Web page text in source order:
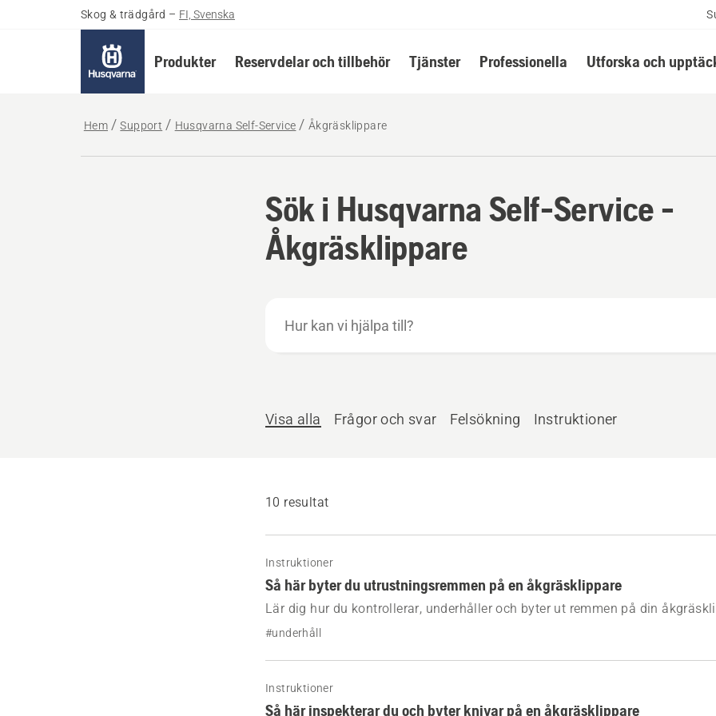
Skog & trädgård – FI, Svenska
Produkter Reservdelar och tillbehör Tjänster Professionella Utforska och
Hem Support Husqvarna Self-Service Åkgräsklippare
Sök i Husqvarna Self-Service -
Åkgräsklippare
kan
Visa alla
Frågor och svar Felsökning Instruktioner
10 resultat
Instruktioner
Så här byter du utrustningsremmen på en åkgräsklippare
Lär dig hur du kontrollerar, underhåller och byter ut remmen på din
Husqvarna. Enkla säkerhetssteg, viktiga verktyg och tydliga instruktioner
#underhåll
Instruktioner
Så här inspekterar du och byter knivar på en åkgräsklippare